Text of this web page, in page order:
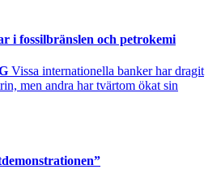
i fossilbränslen och petrokemi
Vissa internationella banker har dragit
men andra har tvärtom ökat sin